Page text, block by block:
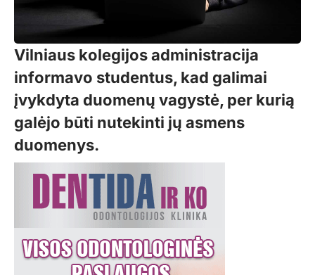
Vilniaus kolegijos administracija
informavo studentus, kad galimai
įvykdyta duomenų vagystė, per kurią
galėjo būti nutekinti jų asmens
duomenys.